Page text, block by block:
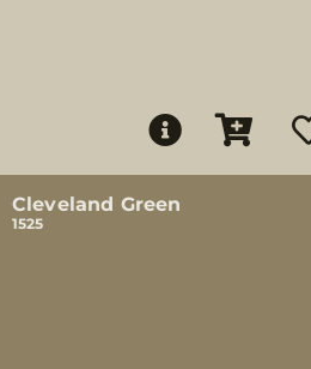
Cleveland Green
1525